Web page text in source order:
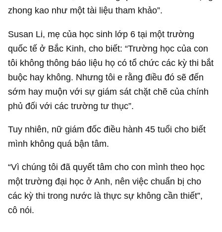
zhong kao như một tài liệu tham khảo”.
Susan Li, mẹ của học sinh lớp 6 tại một trường
quốc tế ở Bắc Kinh, cho biết: “Trường học của con
tôi không thông báo liệu họ có tổ chức các kỳ thi bắt
buộc hay không. Nhưng tôi e rằng điều đó sẽ đến
sớm hay muộn với sự giám sát chặt chẽ của chính
phủ đối với các trường tư thục”.
Tuy nhiên, nữ giám đốc điều hành 45 tuổi cho biết
mình không quá bận tâm.
“Vì chúng tôi đã quyết tâm cho con mình theo học
một trường đại học ở Anh, nên việc chuẩn bị cho
các kỳ thi trong nước là thực sự không cần thiết”,
cô nói.